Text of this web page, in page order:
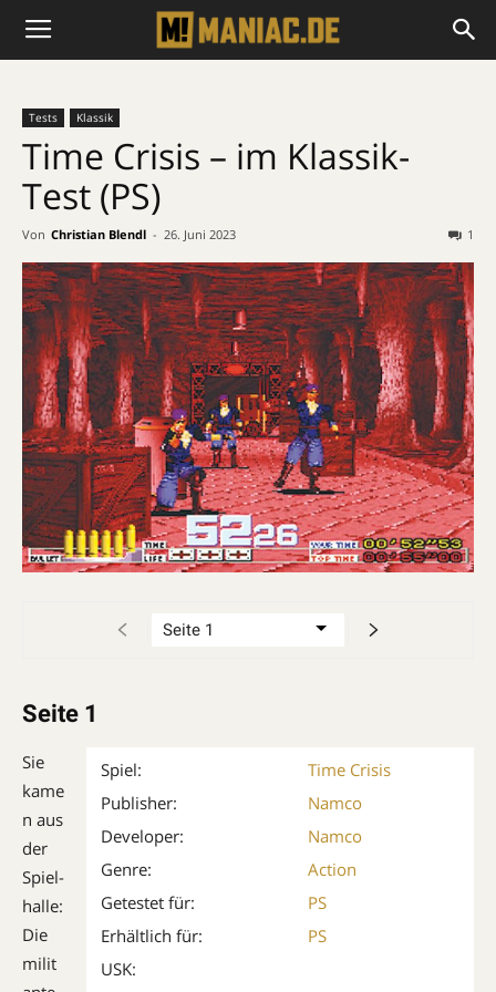
Tests Klassik
Time Crisis – im Klassik-
Test (PS)
Von Christian Blendl - 26. Juni 2023 1
Seite 1
Spiel:
Time Crisis
Publisher:
Namco
Developer:
Namco
Genre:
Action
Getestet für:
PS
Erhältlich für:
PS
USK:
Sie
kame
n aus
der
Spiel­
hal­le:
Die
milit